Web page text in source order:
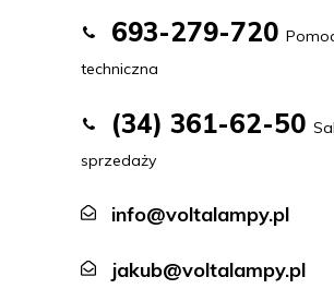
693-279-720
techniczna
(34) 361-62-50
sprzedaży
info@voltalampy.pl
jakub@voltalampy.pl